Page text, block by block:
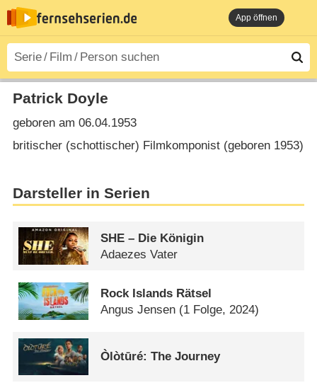
App öffnen
Patrick Doyle
geboren am 06.04.1953
britischer (schottischer) Filmkomponist (geboren 1953)
Darsteller in Serien
SHE – Die Königin
Adaezes Vater
Rock Islands Rätsel
Angus Jensen (1 Folge, 2024)
Òlòtūré: The Journey